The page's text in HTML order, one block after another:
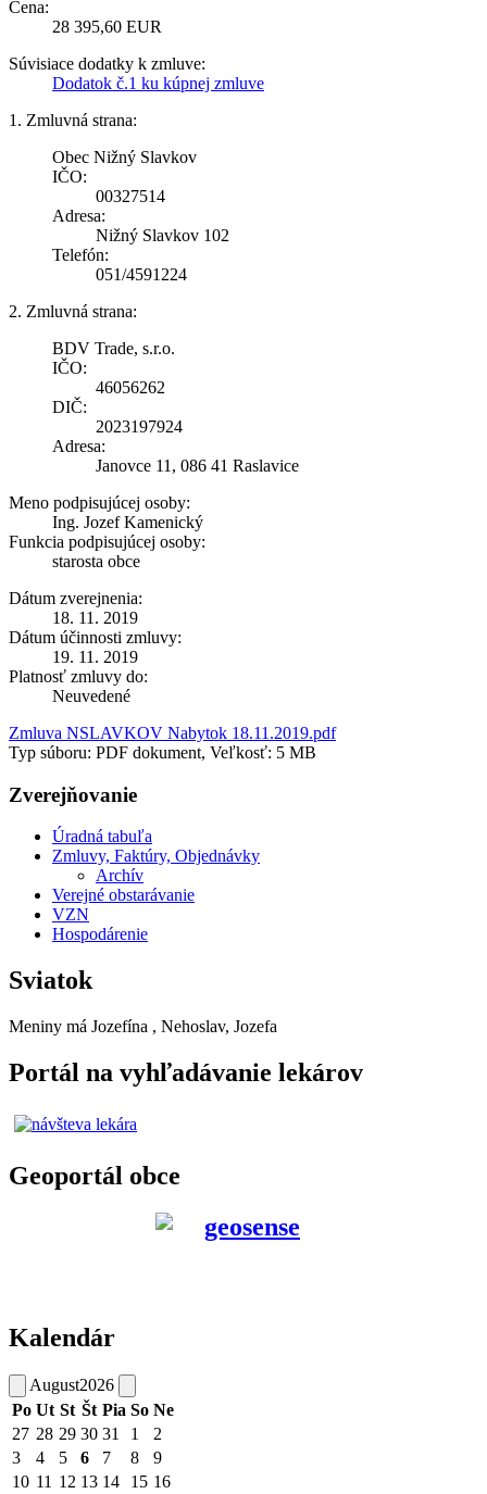
Cena:
28 395,60 EUR
Súvisiace dodatky k zmluve:
Dodatok č.1 ku kúpnej zmluve
1. Zmluvná strana:
Obec Nižný Slavkov
IČO:
00327514
Adresa:
Nižný Slavkov 102
Telefón:
051/4591224
2. Zmluvná strana:
BDV Trade, s.r.o.
IČO:
46056262
DIČ:
2023197924
Adresa:
Janovce 11, 086 41 Raslavice
Meno podpisujúcej osoby:
Ing. Jozef Kamenický
Funkcia podpisujúcej osoby:
starosta obce
Dátum zverejnenia:
18. 11. 2019
Dátum účinnosti zmluvy:
19. 11. 2019
Platnosť zmluvy do:
Neuvedené
Zmluva NSLAVKOV Nabytok 18.11.2019.pdf
Typ súboru: PDF dokument, Veľkosť: 5 MB
Zverejňovanie
Úradná tabuľa
Zmluvy, Faktúry, Objednávky
Archív
Verejné obstarávanie
VZN
Hospodárenie
Sviatok
Meniny má Jozefína , Nehoslav, Jozefa
Portál na vyhľadávanie lekárov
Geoportál obce
Kalendár
August2026
Po Ut St Št Pia So Ne
27 28 29 30 31 1
2
3
4 5 6 7 8
9
10 11 12 13 14 15 16